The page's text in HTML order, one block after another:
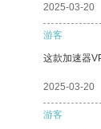
2025-03-20
游客
这款加速器
2025-03-20
游客